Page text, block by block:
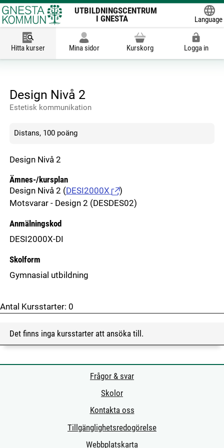
UTBILDNINGSCENTRUM
I GNESTA
Language
Hitta kurser Mina sidor Kurskorg Logga in
Design Nivå 2
Estetisk kommunikation
Distans, 100 poäng
Design Nivå 2
Ämnes-/kursplan
Design Nivå 2 ( DESI2000X
)
Motsvarar - Design 2 (DESDES02)
Anmälningskod
DESI2000X-DI
Skolform
Gymnasial utbildning
Antal Kursstarter: 0
Det finns inga kursstarter att ansöka till.
Frågor & svar
Skolor
Kontakta oss
Tillgänglighetsredogörelse
Webbplatskarta